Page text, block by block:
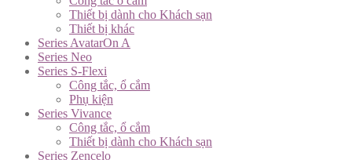
Thiết bị dành cho Khách sạn
Thiết bị khác
Series AvatarOn A
Series Neo
Series S-Flexi
Công tắc, ổ cắm
Phụ kiện
Series Vivance
Công tắc, ổ cắm
Thiết bị dành cho Khách sạn
Series Zencelo